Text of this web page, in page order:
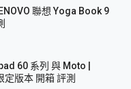
聯想 Yoga Book 9
60 系列 與 Moto |
版本 開箱 評測